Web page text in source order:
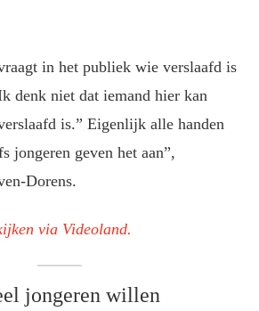
in het publiek wie verslaafd is
denk niet dat iemand hier kan
is.” Eigenlijk alle handen
jongeren geven het aan”,
Dorens.
via Videoland.
jongeren willen